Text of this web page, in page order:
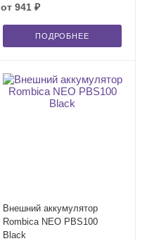
от 941 ₽
ПОДРОБНЕЕ
Внешний аккумулятор
Rombica NEO PBS100
Black